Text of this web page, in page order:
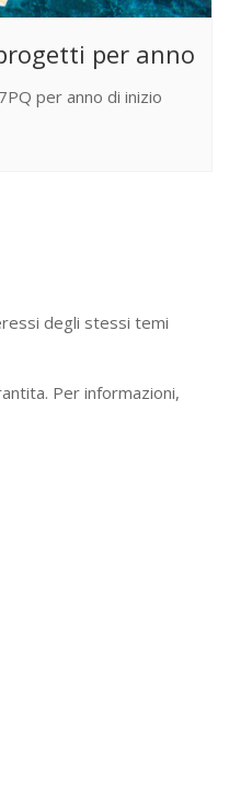
per anno
per anno di inizio
degli stessi temi
Per informazioni,